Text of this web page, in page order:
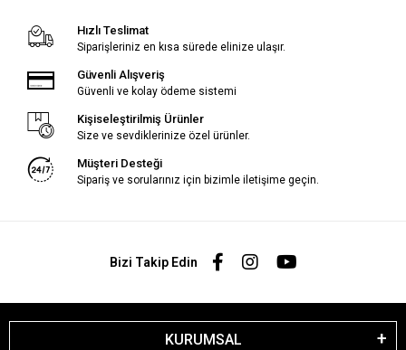
Hızlı Teslimat
Siparişleriniz en kısa sürede elinize ulaşır.
Güvenli Alışveriş
Güvenli ve kolay ödeme sistemi
Kişiseleştirilmiş Ürünler
Size ve sevdiklerinize özel ürünler.
Müşteri Desteği
Sipariş ve sorularınız için bizimle iletişime geçin.
Bizi Takip Edin
KURUMSAL